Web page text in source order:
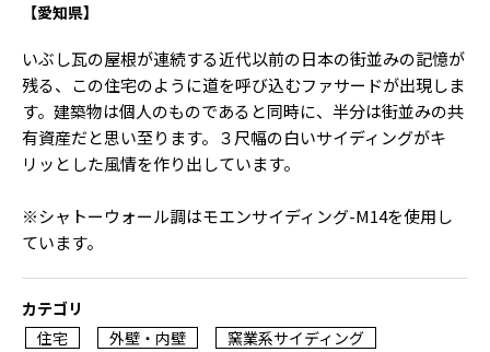
【愛知県】
いぶし瓦の屋根が連続する近代以前の日本の街並みの記憶が
残る、この住宅のように道を呼び込むファサードが出現しま
す。建築物は個人のものであると同時に、半分は街並みの共
有資産だと思い至ります。３尺幅の白いサイディングがキ
リッとした風情を作り出しています。
※シャトーウォール調はモエンサイディング-M14を使用し
ています。
カテゴリ
住宅
外壁・内壁
窯業系サイディング